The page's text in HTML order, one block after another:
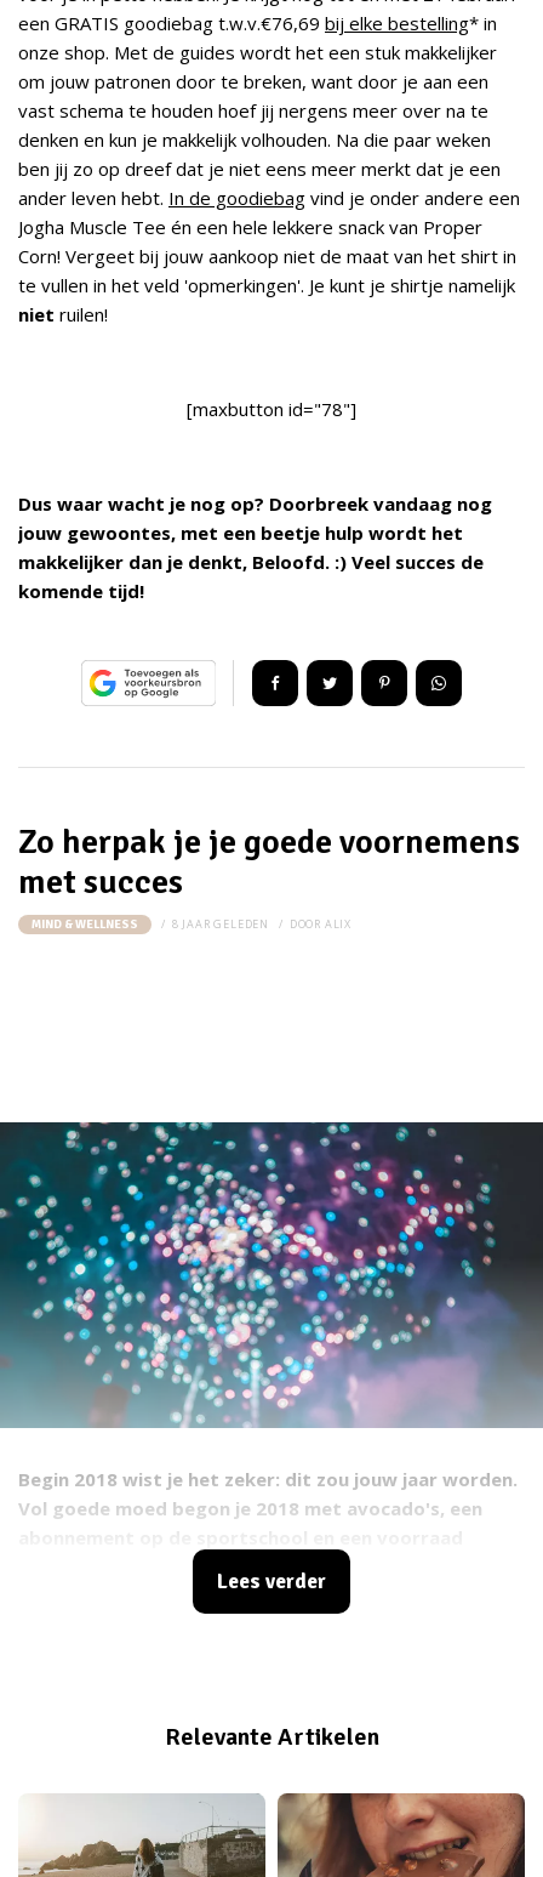
een GRATIS goodiebag t.w.v.€76,69 bij elke bestelling* in
onze shop. Met de guides wordt het een stuk makkelijker
om jouw patronen door te breken, want door je aan een
vast schema te houden hoef jij nergens meer over na te
denken en kun je makkelijk volhouden. Na die paar weken
ben jij zo op dreef dat je niet eens meer merkt dat je een
ander leven hebt. In de goodiebag vind je onder andere een
Jogha Muscle Tee én een hele lekkere snack van Proper
Corn! Vergeet bij jouw aankoop niet de maat van het shirt in
te vullen in het veld 'opmerkingen'. Je kunt je shirtje namelijk
niet ruilen!
[maxbutton id="78"]
Dus waar wacht je nog op? Doorbreek vandaag nog
jouw gewoontes, met een beetje hulp wordt het
makkelijker dan je denkt, Beloofd. :) Veel succes de
komende tijd!
Zo herpak je je goede voornemens
met succes
MIND & WELLNESS 8 JAAR GELEDEN DOOR ALIX
Begin 2018 wist je het zeker: dit zou jouw jaar worden.
Vol goede moed begon je 2018 met avocado's, een
proteïne shakes. Een aantal weken verder heb dit
vervangen door een doos koekjes, je bank en een fles
kop op, je hoeft niet tot 2019 te wachten om je
ze namelijk wél vol!
Lees verder
Relevante Artikelen